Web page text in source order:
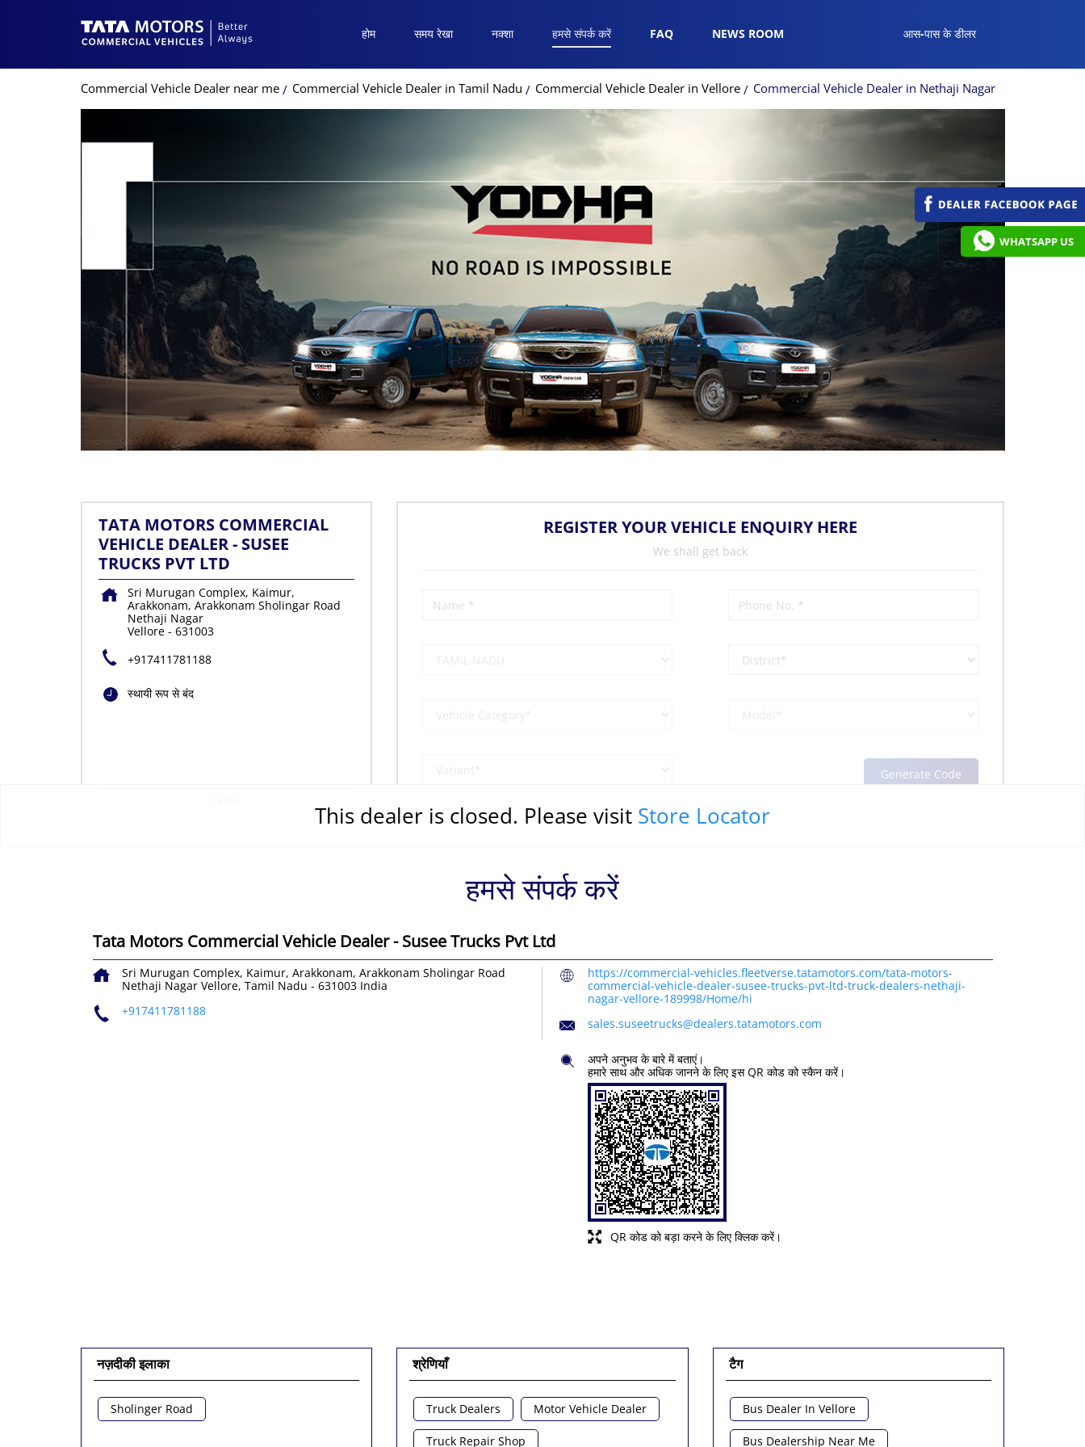
होम समय रेखा नक्शा हमसे संपर्क करें FAQ NEWS ROOM आस-पास के डीलर
This dealer is closed. Please visit Store Locator
Commercial Vehicle Dealer near me Commercial Vehicle Dealer in Tamil Nadu Commercial Vehicle Dealer in Vellore Commercial Vehicle Dealer in Nethaji Nagar
TATA MOTORS COMMERCIAL
VEHICLE DEALER - SUSEE
TRUCKS PVT LTD
Sri Murugan Complex, Kaimur,
Arakkonam, Arakkonam Sholingar Road
Nethaji Nagar
Vellore- 631003
+917411781188
स्थायी रूप से बंद
REGISTER YOUR VEHICLE ENQUIRY HERE
We shall get back
हमसे संपर्क करें
Tata Motors Commercial Vehicle Dealer - Susee Trucks Pvt Ltd
Sri Murugan Complex, Kaimur, Arakkonam, Arakkonam Sholingar Road
Nethaji Nagar Vellore, Tamil Nadu - 631003 India
+917411781188
https://commercial-vehicles.fleetverse.tatamotors.com/tata-motors-
commercial-vehicle-dealer-susee-trucks-pvt-ltd-truck-dealers-nethaji-
nagar-vellore-189998/Home/hi
sales.suseetrucks@dealers.tatamotors.com
QR कोड को बड़ा करने के लिए क्लिक करें।
अपने अनुभव के बारे में बताएं।
हमारे साथ और अधिक जानने के लिए इस QR कोड को स्कैन करें।
नज़दीकी इलाका
Sholinger Road
श्रेणियाँ
Truck Dealers Motor Vehicle Dealer
Truck Repair Shop
टैग
Bus Dealer In Vellore
Bus Dealership Near Me
WHATSAPP US